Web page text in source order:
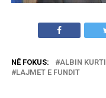
NË FOKUS: ALBIN KURTI
LAJMET E FUNDIT